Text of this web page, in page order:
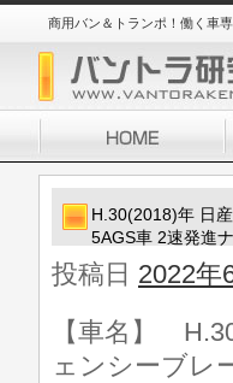
商用バン＆トランポ！働く車専
H.30(2018)年 日
5AGS車 2速発進
投稿日 2022年
【車名】
ェンシーブレ